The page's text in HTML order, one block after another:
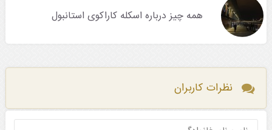
همه چیز درباره اسکله کاراکوی استانبول
نظرات کاربران